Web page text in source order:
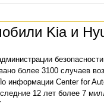
году…» Более того, ни
сильнейших»
Kia и
более 3100 случаев
информации Center for
12 лет более 7